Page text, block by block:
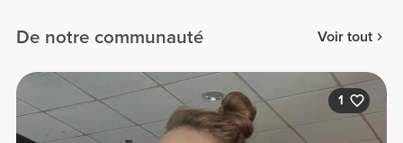
De notre communauté Voir tout
1